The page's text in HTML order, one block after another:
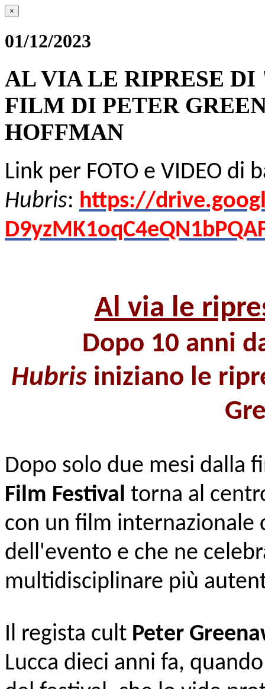
×
01/12/2023
AL VIA LE RIPRESE
FILM DI PETER
HOFFMAN
Link per FOTO e VIDEO di
Hubris: https://
Al via le
Dopo 10 anni
Hubris iniziano le
Dopo solo due mesi dalla
Film Festival torna al
con un film internazionale
dell'evento e che ne
multidisciplinare più
Il regista cult Peter
Lucca dieci anni fa,